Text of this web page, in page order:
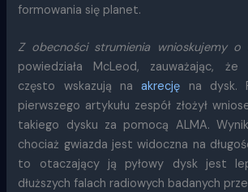
formowania się planet.
Z obecności strumienia wnioskujemy o
powiedziała McLeod, zauważając,
często wskazują naakrecję na dysk.
pierwszego artykułu zespół złożył
takiego dysku za pomocą ALMA.
chociaż gwiazda jest widoczna na
to otaczający ją pyłowy dysk jest
dłuższych falach radiowych badanych